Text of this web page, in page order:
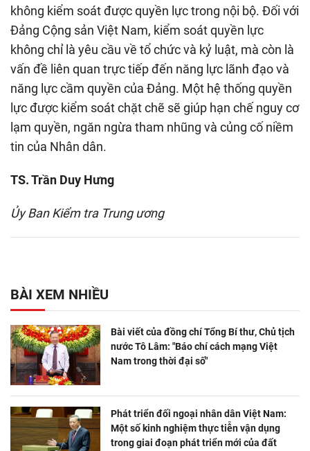
không kiểm soát được quyền lực trong nội bộ. Đối với
Đảng Cộng sản Việt Nam, kiểm soát quyền lực
không chỉ là yêu cầu về tổ chức và kỷ luật, mà còn là
vấn đề liên quan trực tiếp đến năng lực lãnh đạo và
năng lực cầm quyền của Đảng. Một hệ thống quyền
lực được kiểm soát chặt chẽ sẽ giúp hạn chế nguy cơ
lạm quyền, ngăn ngừa tham nhũng và củng cố niềm
tin của Nhân dân.
TS. Trần Duy Hưng
Ủy Ban Kiểm tra Trung ương
BÀI XEM NHIỀU
Bài viết của đồng chí Tổng Bí thư, Chủ tịch
nước Tô Lâm: "Báo chí cách mạng Việt
Nam trong thời đại số"
Phát triển đối ngoại nhân dân Việt Nam:
Một số kinh nghiệm thực tiễn vận dụng
trong giai đoạn phát triển mới của đất